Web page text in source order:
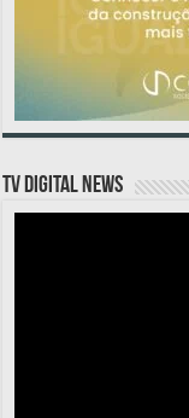
TV DIGITAL NEWS